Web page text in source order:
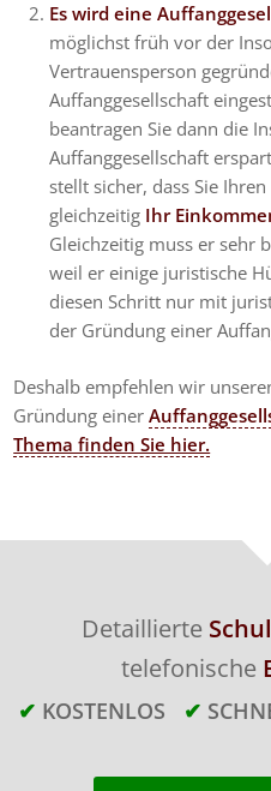
Es wird eine
möglichst früh vor der
Vertrauensperson
Auffanggesellschaft
beantragen Sie dann die
Auffanggesellschaft
stellt sicher, dass Sie Ihren
gleichzeitig Ihr
Gleichzeitig muss er sehr
weil er einige juristische
diesen Schritt nur mit
der Gründung einer
Deshalb empfehlen wir
Gründung einer
Thema finden Sie hier.
Detaillierte
telefonische
✔ KOSTENLOS ✔